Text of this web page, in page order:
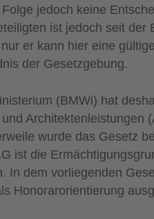
jedoch keine
ist jedoch seit
er kann hier eine
der Gesetzgebung.
(BMWi) hat
wurde das Gesetz
ist die
In dem vorliegenden
Honorarorientierung